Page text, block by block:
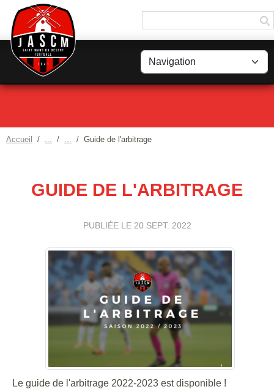
Accueil Guide de l'arbitrage
GUIDE DE L'ARBITRAGE
PUBLIÉE LE 20 SEPT. 2022
Le guide de l'arbitrage 2022-2023 est disponible !
Panneau de gestion des cookies